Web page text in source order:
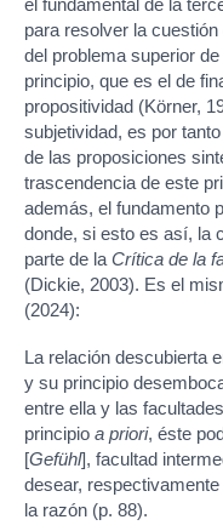
el fundamental de la
para resolver la
del problema superior
principio, que es el de
propositividad (Körner,
subjetividad, es por tanto
de las proposiciones
trascendencia de este
además, el fundamento
donde, si esto es así, la
parte de la Crítica de la
(Dickie, 2003). Es el
(2024):
La relación descubierta
y su principio
entre ella y las
principio a priori, éste
[Gefühl], facultad
desear,
la razón (p. 88).